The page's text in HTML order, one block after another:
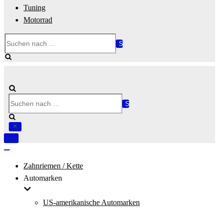
Tuning
Motorrad
nach …
nach …
Navigation
Zahnriemen / Kette
Automarken
US-amerikanische Automarken